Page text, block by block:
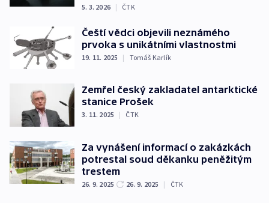
5. 3. 2026 | ČTK
Čeští vědci objevili neznámého
prvoka s unikátními vlastnostmi
19. 11. 2025 | Tomáš Karlík
Zemřel český zakladatel antarktické
stanice Prošek
3. 11. 2025 | ČTK
Za vynášení informací o zakázkách
potrestal soud děkanku peněžitým
trestem
26. 9. 2025 26. 9. 2025 | ČTK